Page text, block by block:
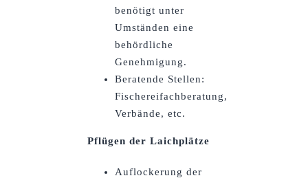
benötigt unter
Umständen eine
behördliche
Genehmigung.
Beratende Stellen:
Fischereifachberatung,
Verbände, etc.
Pflügen der Laichplätze
Auflockerung der